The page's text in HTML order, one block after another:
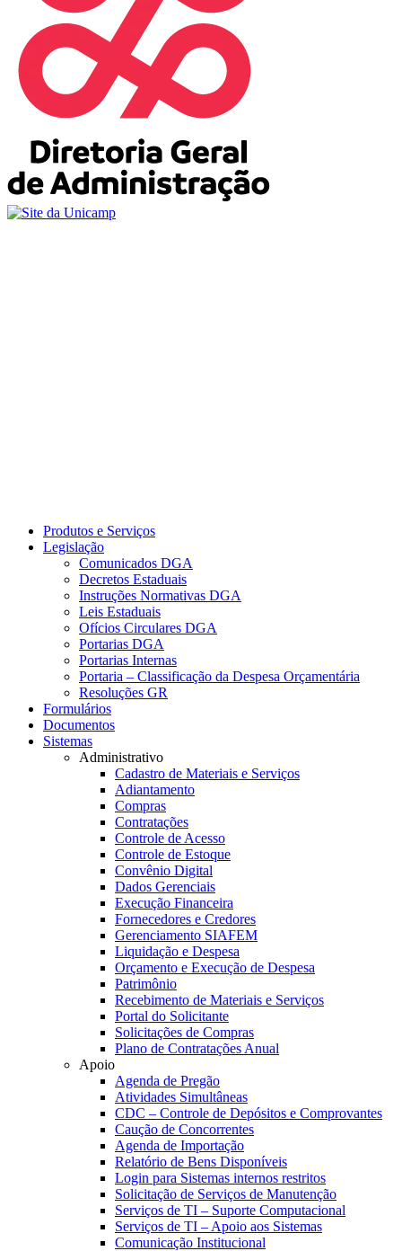
Produtos e Serviços
Legislação
Comunicados DGA
Decretos Estaduais
Instruções Normativas DGA
Leis Estaduais
Ofícios Circulares DGA
Portarias DGA
Portarias Internas
Portaria – Classificação da Despesa Orçamentária
Resoluções GR
Formulários
Documentos
Sistemas
Administrativo
Cadastro de Materiais e Serviços
Adiantamento
Compras
Contratações
Controle de Acesso
Controle de Estoque
Convênio Digital
Dados Gerenciais
Execução Financeira
Fornecedores e Credores
Gerenciamento SIAFEM
Liquidação e Despesa
Orçamento e Execução de Despesa
Patrimônio
Recebimento de Materiais e Serviços
Portal do Solicitante
Solicitações de Compras
Plano de Contratações Anual
Apoio
Agenda de Pregão
Atividades Simultâneas
CDC – Controle de Depósitos e Comprovantes
Caução de Concorrentes
Agenda de Importação
Relatório de Bens Disponíveis
Login para Sistemas internos restritos
Solicitação de Serviços de Manutenção
Serviços de TI – Suporte Computacional
Serviços de TI – Apoio aos Sistemas
Comunicação Institucional